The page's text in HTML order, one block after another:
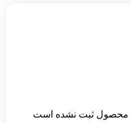
محصول ثبت نشده است